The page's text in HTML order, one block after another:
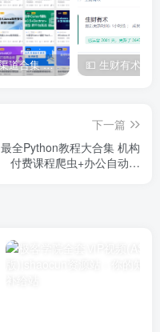
IT类所有渠道合集 持续日更，目前近四千多条资源 年费用户微信私信获取权限
下一篇
最全Python教程大合集 机构
付费课程爬虫+办公自动化